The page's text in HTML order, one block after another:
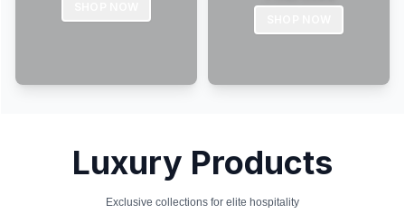
Luxury Products
Exclusive collections for elite hospitality